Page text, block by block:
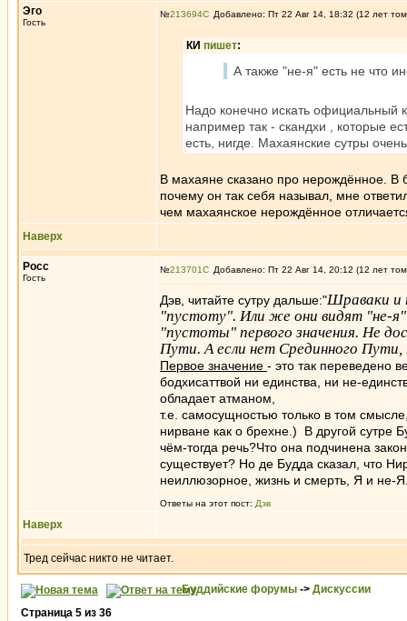
Эго
Гость
№213694 Добавлено: Пт 22 Авг 14, 18:32 (12 лет
КИ пишет:
А также "не-я" есть не что
Надо конечно искать официальный
например так - скандхи , которые
есть, нигде. Махаянские сутры
В махаяне сказано про нерождённое. В
почему он так себя называл, мне
чем махаянское нерождённое
Наверх
Росс
Гость
№213701 Добавлено: Пт 22 Авг 14, 20:12 (12 лет
Дэв, читайте сутру дальше:"Шраваки и
"пустоту". Или же они видят "не-
"пустоты" первого значения. Не
Пути. А если нет Срединного
Первое значение - это так переведено
бодхисаттвой ни единства, ни не-
обладает атманом,
т.е. самосущностью только в том
нирване как о брехне.) В другой сутре
чём-тогда речь?Что она подчинена
существует? Но де Будда сказал, что
неиллюзорное, жизнь и смерть, Я и
Ответы на этот пост: Дэв
Наверх
Тред сейчас никто не читает.
Буддийские форумы -> Дискуссии
Страница 5 из 36